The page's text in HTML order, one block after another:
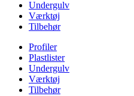
Undergulv
Værktøj
Tilbehør
Profiler
Plastlister
Undergulv
Værktøj
Tilbehør